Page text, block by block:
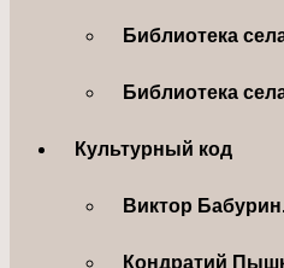
Библиотека
Библиотека
Культурный код
Виктор
Кондратий